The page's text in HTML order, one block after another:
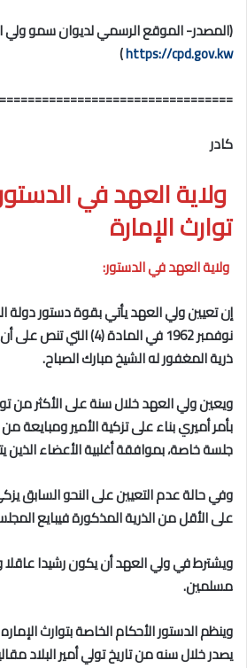
(المصدر-الموقع الرسمي لديوان سمو ولي
https://cpd.gov.kw
)
كادر
ولاية العهد في
توارث الإمارة
ولاية العهد في الدستور:
نوفمبر 1962 في المادة (4)
ذرية المغفور له الشيخ مبارك الصباح.
ويعين ولي العهد خلال سنة على الأكثر من
بأمر أميري بناء على تزكية الأمير
جلسة خاصة، بموافقة أغلبية الأعضاء
وفي حالة عدم التعيين على النحو السابق
على الأقل من الذرية المذكورة فيبايع
ويشترط في ولي العهد أن يكون رشيدا عاقلا
مسلمين.
وينظم الدستور الأحكام الخاصة بتوارث
يصدر خلال سنه من تاريخ تولي أمير البلاد